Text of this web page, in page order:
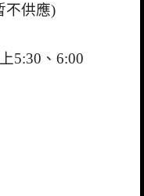
不供應)
5:30、6:00